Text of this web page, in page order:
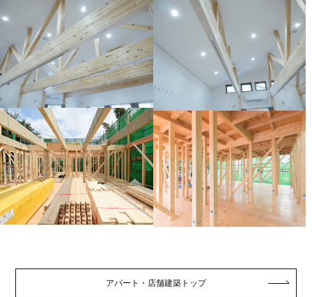
アパート・店舗建築トップ